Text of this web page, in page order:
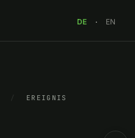
DE · EN
/ EREIGNIS